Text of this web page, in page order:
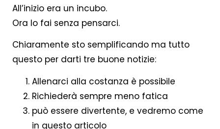
All’inizio era un incubo.
Ora lo fai senza pensarci.
Chiaramente sto semplificando ma tutto
questo per darti tre buone notizie:
Allenarci alla costanza è possibile
Richiederà sempre meno fatica
può essere divertente, e vedremo come
in questo articolo